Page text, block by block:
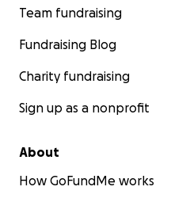
Team fundraising
Fundraising Blog
Charity fundraising
Sign up as a nonprofit
About
How GoFundMe works